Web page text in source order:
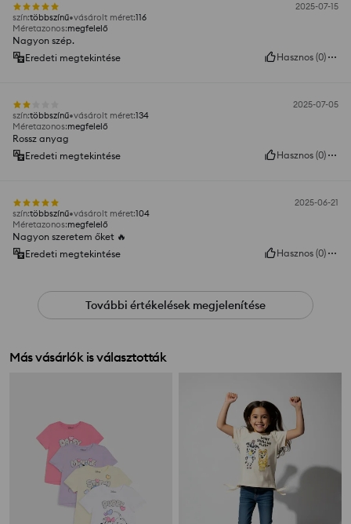
2025-07-15
szín:többszínű vásárolt méret:116
Méretazonos:megfelelő
Nagyon szép.
Eredeti megtekintése
Hasznos (0)
2025-07-05
szín:többszínű vásárolt méret:134
Méretazonos:megfelelő
Rossz anyag
Eredeti megtekintése
Hasznos (0)
2025-06-21
szín:többszínű vásárolt méret:104
Méretazonos:megfelelő
Nagyon szeretem őket 🔥
Eredeti megtekintése
Hasznos (0)
További értékelések megjelenítése
Más vásárlók is választották